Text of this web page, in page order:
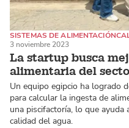
La startup busca
alimentaria del
SISTEMAS DE ALIMENTACIÓN
3 noviembre 2023
Un equipo egipcio ha logrado
para calcular la ingesta de
una piscifactoría, lo que
calidad del agua.